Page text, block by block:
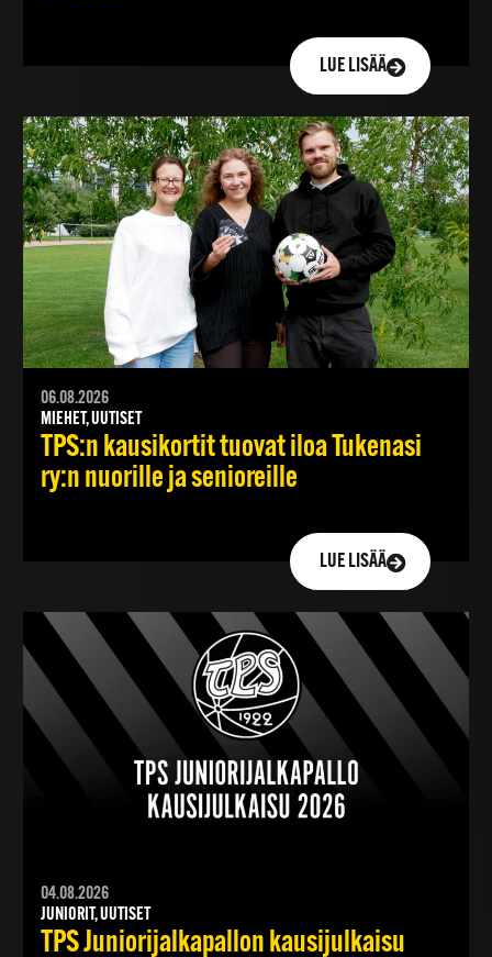
LUE LISÄÄ
06.08.2026
MIEHET, UUTISET
TPS:n kausikortit tuovat iloa Tukenasi
ry:n nuorille ja senioreille
LUE LISÄÄ
04.08.2026
JUNIORIT, UUTISET
TPS Juniorijalkapallon kausijulkaisu